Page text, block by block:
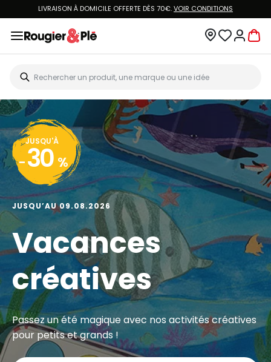
LIVRAISON À DOMICILE OFFERTE DÈS 70€.VOIR CONDITIONS
JUSQU'À
- 30 %
JUSQU’AU 09.08.2026
Vacances
créatives
Passez un été magique avec nos activités créatives
pour petits et grands !